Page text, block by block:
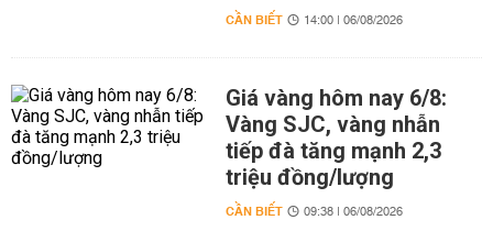
CẦN BIẾT 14:00 | 06/08/2026
Giá vàng hôm nay 6/8:
Vàng SJC, vàng nhẫn
tiếp đà tăng mạnh 2,3
triệu đồng/lượng
CẦN BIẾT 09:38 | 06/08/2026